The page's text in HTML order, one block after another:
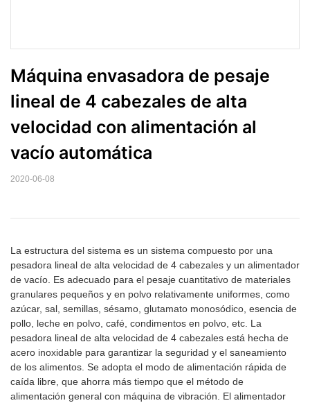
Máquina envasadora de pesaje
lineal de 4 cabezales de alta
velocidad con alimentación al
vacío automática
2020-06-08
La estructura del sistema es un sistema compuesto por una
pesadora lineal de alta velocidad de 4 cabezales y un alimentador
de vacío. Es adecuado para el pesaje cuantitativo de materiales
granulares pequeños y en polvo relativamente uniformes, como
azúcar, sal, semillas, sésamo, glutamato monosódico, esencia de
pollo, leche en polvo, café, condimentos en polvo, etc. La
pesadora lineal de alta velocidad de 4 cabezales está hecha de
acero inoxidable para garantizar la seguridad y el saneamiento
de los alimentos. Se adopta el modo de alimentación rápida de
caída libre, que ahorra más tiempo que el método de
alimentación general con máquina de vibración. El alimentador